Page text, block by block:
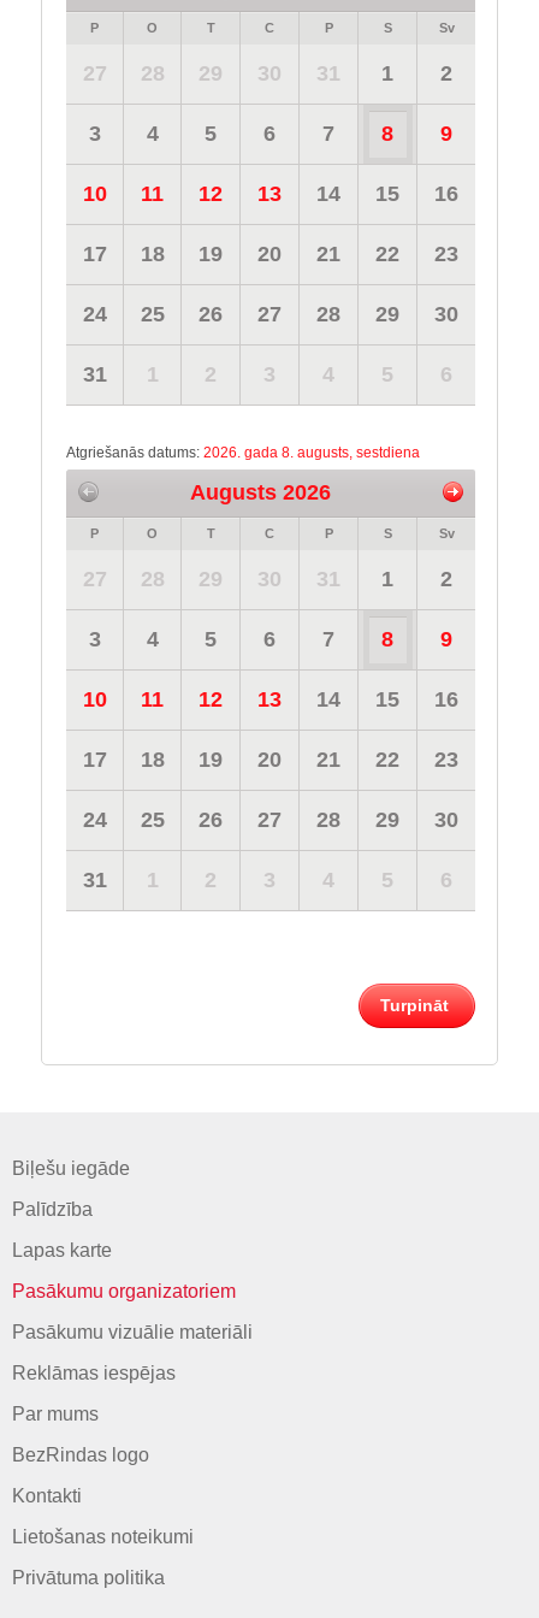
P O T C P S Sv
27 28 29 30 31 1 2
3 4 5 6 7 8 9
10 11 12 13 14 15 16
17 18 19 20 21 22 23
24 25 26 27 28 29 30
31 1 2 3 4 5 6
Atgriešanās datums: 2026. gada 8. augusts, sestdiena
Augusts 2026
P O T C P S Sv
27 28 29 30 31 1 2
3 4 5 6 7 8 9
10 11 12 13 14 15 16
17 18 19 20 21 22 23
24 25 26 27 28 29 30
31 1 2 3 4 5 6
Turpināt
Biļešu iegāde
Palīdzība
Lapas karte
Pasākumu organizatoriem
Pasākumu vizuālie materiāli
Reklāmas iespējas
Par mums
BezRindas logo
Kontakti
Lietošanas noteikumi
Privātuma politika